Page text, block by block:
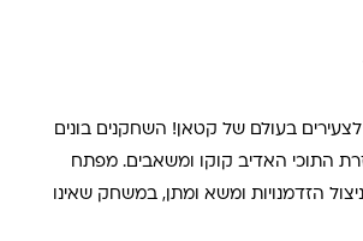
בעולם של קטאן! השחקנים בונים
התוכי האדיב קוקו ומשאבים. מפתח
הזדמנויות ומשא ומתן, במשחק שאינו